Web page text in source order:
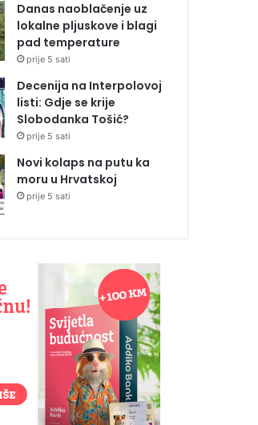
Danas naoblačenje uz
lokalne pljuskove i blagi
pad temperature
prije 5 sati
Decenija na Interpolovoj
listi: Gdje se krije
Slobodanka Tošić?
prije 5 sati
Novi kolaps na putu ka
moru u Hrvatskoj
prije 5 sati